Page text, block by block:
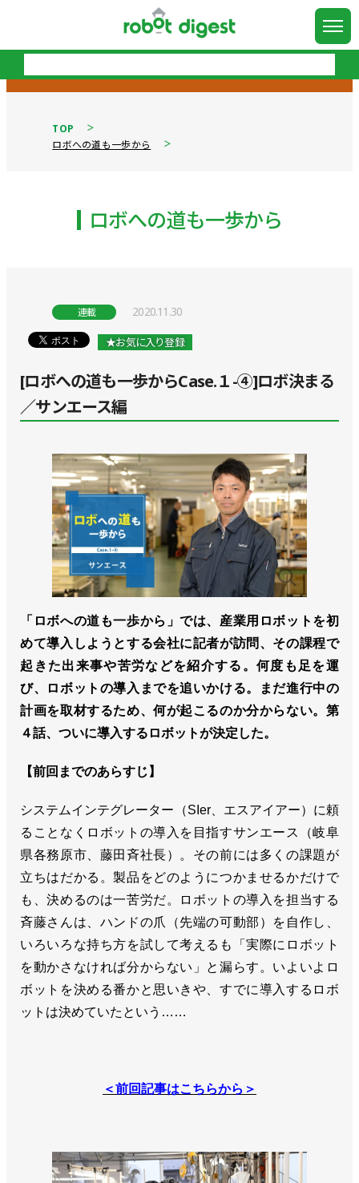
TOP
ロボへの道も一歩から
ロボへの道も一歩から
連載 2020.11.30
★お気に入り登録
[ロボへの道も一歩からCase.１-④]ロボ決まる
／サンエース編
「ロボへの道も一歩から」では、産業用ロボットを初
めて導入しようとする会社に記者が訪問、その課程で
起きた出来事や苦労などを紹介する。何度も足を運
び、ロボットの導入までを追いかける。まだ進行中の
計画を取材するため、何が起こるのか分からない。第
４話、ついに導入するロボットが決定した。
【前回までのあらすじ】
システムインテグレーター（SIer、エスアイアー）に頼
ることなくロボットの導入を目指すサンエース（岐阜
県各務原市、藤田斉社長）。その前には多くの課題が
立ちはだかる。製品をどのようにつかませるかだけで
も、決めるのは一苦労だ。ロボットの導入を担当する
斉藤さんは、ハンドの爪（先端の可動部）を自作し、
いろいろな持ち方を試して考えるも「実際にロボット
を動かさなければ分からない」と漏らす。いよいよロ
ボットを決める番かと思いきや、すでに導入するロボ
ットは決めていたという……
＜前回記事はこちらから＞